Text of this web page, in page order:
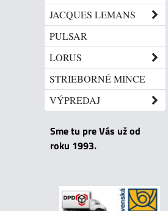
JACQUES LEMANS
PULSAR
LORUS
STRIEBORNÉ MINCE
VÝPREDAJ
Sme tu pre Vás už od
roku 1993.